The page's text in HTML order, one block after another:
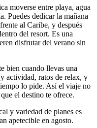
moverse entre playa, agua
Puedes dedicar la mañana
al Caribe, y después
del resort. Es una
disfrutar del verano sin
bien cuando llevas una
actividad, ratos de relax, y
lo pide. Así el viaje no
el destino te ofrece.
y variedad de planes es
apetecible en agosto.